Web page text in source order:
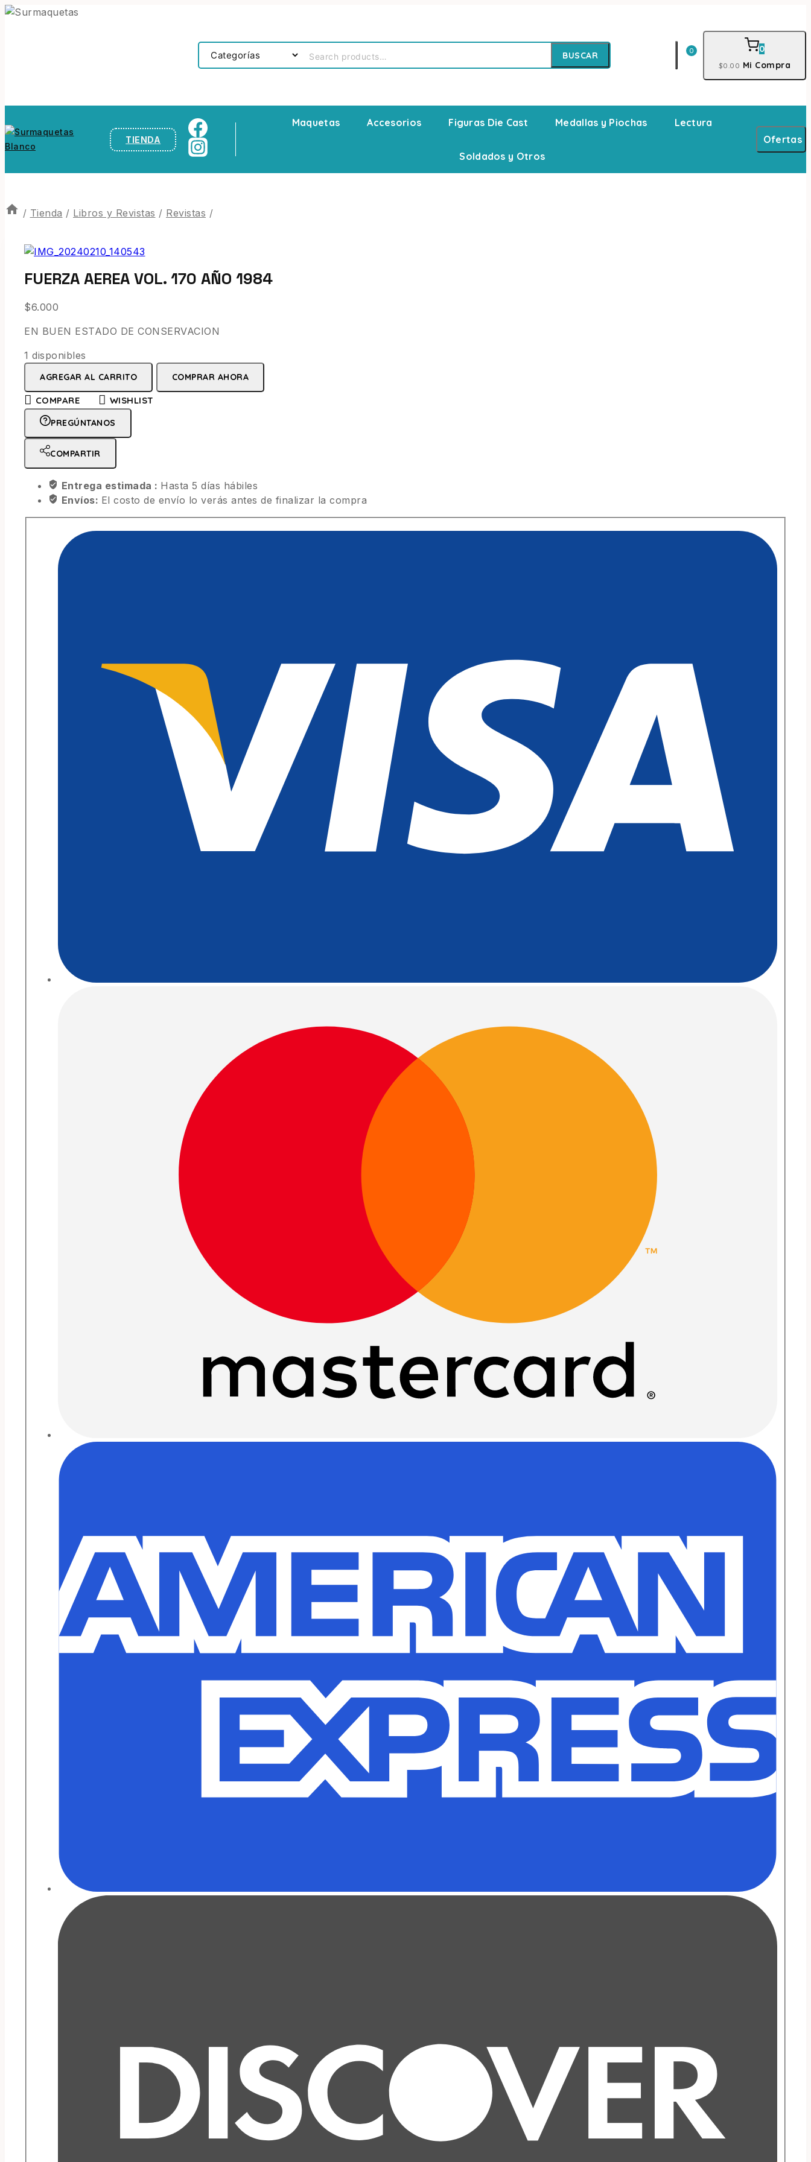
BUSCAR 0 0
$0 .00 Mi Compra
TIENDA
Maquetas Accesorios Figuras Die Cast Medallas y Piochas Lectura
Soldados y Otros
Ofertas
/ Tienda / Libros y Revistas / Revistas /
FUERZA AEREA VOL. 170 AÑO 1984
$6.000
EN BUEN ESTADO DE CONSERVACION
1 disponibles
AGREGAR AL CARRITO COMPRAR AHORA
COMPARE WISHLIST
PREGÚNTANOS
COMPARTIR
Entrega estimada : Hasta 5 días hábiles
Envíos: El costo de envío lo verás antes de finalizar la compra